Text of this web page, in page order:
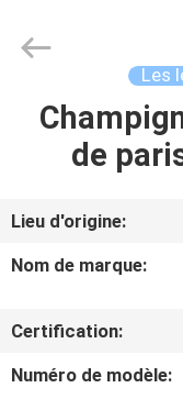
MAISON
PRODUITS
SUJET
DE
Industrial
Co.,Ltd.
Developed
Les
de
Lieu d'origine:
Nom de marque:
Certification:
Numéro de modèle: